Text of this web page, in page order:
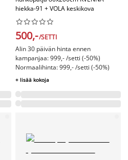
hiekka-91 + VOLA keskikova






500,-/SETTI
Alin 30 päivän hinta ennen
kampanjaa: 999,- /setti (-50%)
Normaalihinta: 999,- /setti (-50%)
+ lisää kokoja